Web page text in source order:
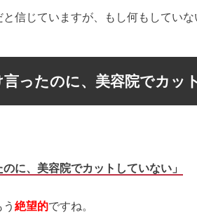
信じていますが、もし何もしてい
ったのに、美容院でカッ
のに、美容院でカットしていない」
絶望的ですね。